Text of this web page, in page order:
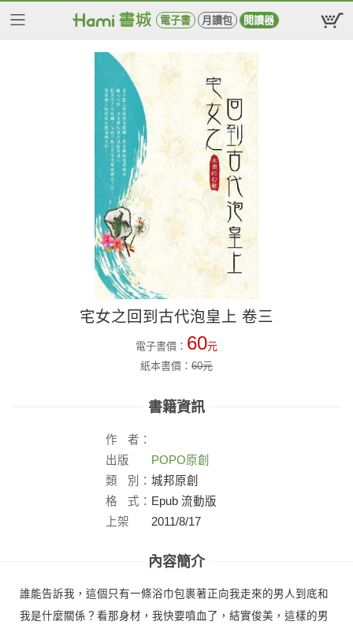
電子書 月讀包 閱讀器
宅女之回到古代泡皇上 卷三
電子書價： 60元
紙本書價： 60元
書籍資訊
作
者：
出版
社：
POPO原創
類
別： 城邦原創
格
式： Epub 流動版
上架
2011/8/17
內容簡介
誰能告訴我，這個只有一條浴巾包裹著正向我走來的男人到底和
我是什麼關係？看那身材，我快要噴血了，結實俊美，這樣的男